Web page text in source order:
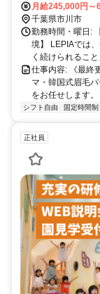
しでお客様に集中で
月給245,000円～
千葉県市川市
勤務時間・曜日:
境】 LEPIAでは
く続けられるこ
仕事内容: 《最終
マ・韓国式眉毛
をお任せします
シフト自由 固定時間制
正社員